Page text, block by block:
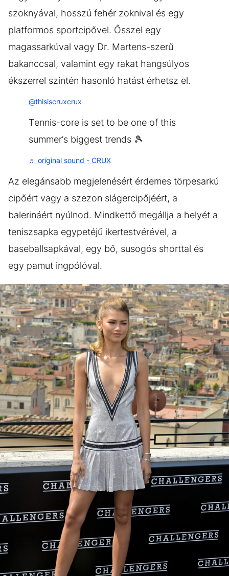
szoknyával, hosszú fehér zoknival és egy
platformos sportcipővel. Ősszel egy
magassarkúval vagy Dr. Martens-szerű
bakanccsal, valamint egy rakat hangsúlyos
ékszerrel szintén hasonló hatást érhetsz el.
@thisiscruxcrux
Tennis-core is set to be one of this
summer’s biggest trends 🎾
♬ original sound - CRUX
Az elegánsabb megjelenésért érdemes törpesarkú
cipőért vagy a szezon slágercipőjéért, a
balerináért nyúlnod. Mindkettő megállja a helyét a
teniszsapka egypetéjű ikertestvérével, a
baseballsapkával, egy bő, susogós shorttal és
egy pamut ingpólóval.